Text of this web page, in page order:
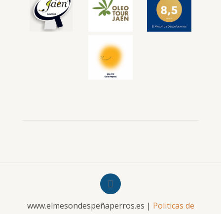
www.elmesondespeñaperros.es | Politicas de